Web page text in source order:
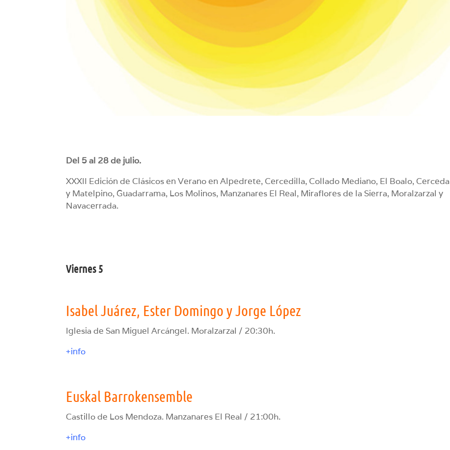
Del 5 al 28 de julio.
XXXII Edición de Clásicos en Verano en Alpedrete, Cercedilla, Collado Mediano, El Boalo, Cerceda
y Matelpino, Guadarrama, Los Molinos, Manzanares El Real, Miraflores de la Sierra, Moralzarzal y
Navacerrada.
Viernes 5
Isabel Juárez, Ester Domingo y Jorge López
Iglesia de San Miguel Arcángel. Moralzarzal / 20:30h.
+info
Euskal Barrokensemble
Castillo de Los Mendoza. Manzanares El Real / 21:00h.
+info